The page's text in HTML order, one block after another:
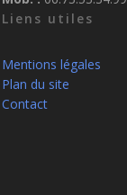
Liens utiles
Mentions légales
Plan du site
Contact